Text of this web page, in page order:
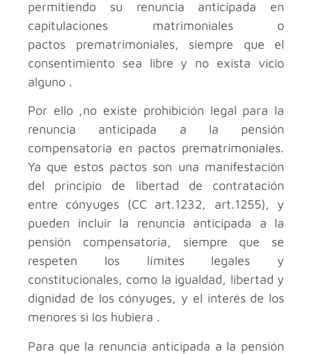
permitiendo su renuncia anticipada en
capitulaciones matrimoniales o
pactos prematrimoniales, siempre que el
consentimiento sea libre y no exista vicio
alguno .
Por ello ,no existe prohibición legal para la
renuncia anticipada a la pensión
compensatoria en pactos prematrimoniales.
Ya que estos pactos son una manifestación
del principio de libertad de contratación
entre cónyuges (CC art.1232, art.1255), y
pueden incluir la renuncia anticipada a la
pensión compensatoria, siempre que se
respeten los límites legales y
constitucionales, como la igualdad, libertad y
dignidad de los cónyuges, y el interés de los
menores si los hubiera .
Para que la renuncia anticipada a la pensión